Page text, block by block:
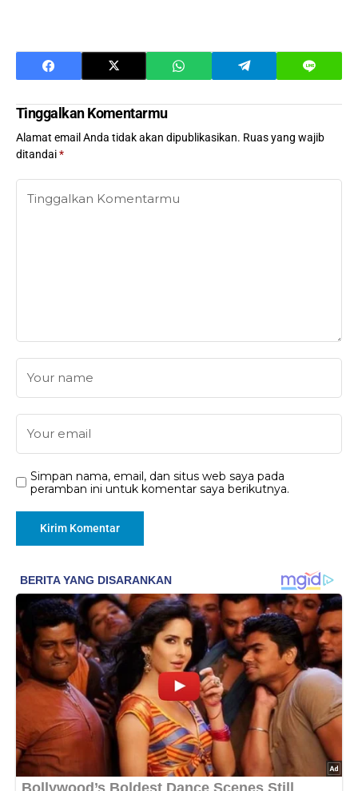
Tinggalkan Komentarmu
Alamat email Anda tidak akan dipublikasikan. Ruas yang wajib
ditandai*
Simpan nama, email, dan situs web saya pada
peramban ini untuk komentar saya berikutnya.